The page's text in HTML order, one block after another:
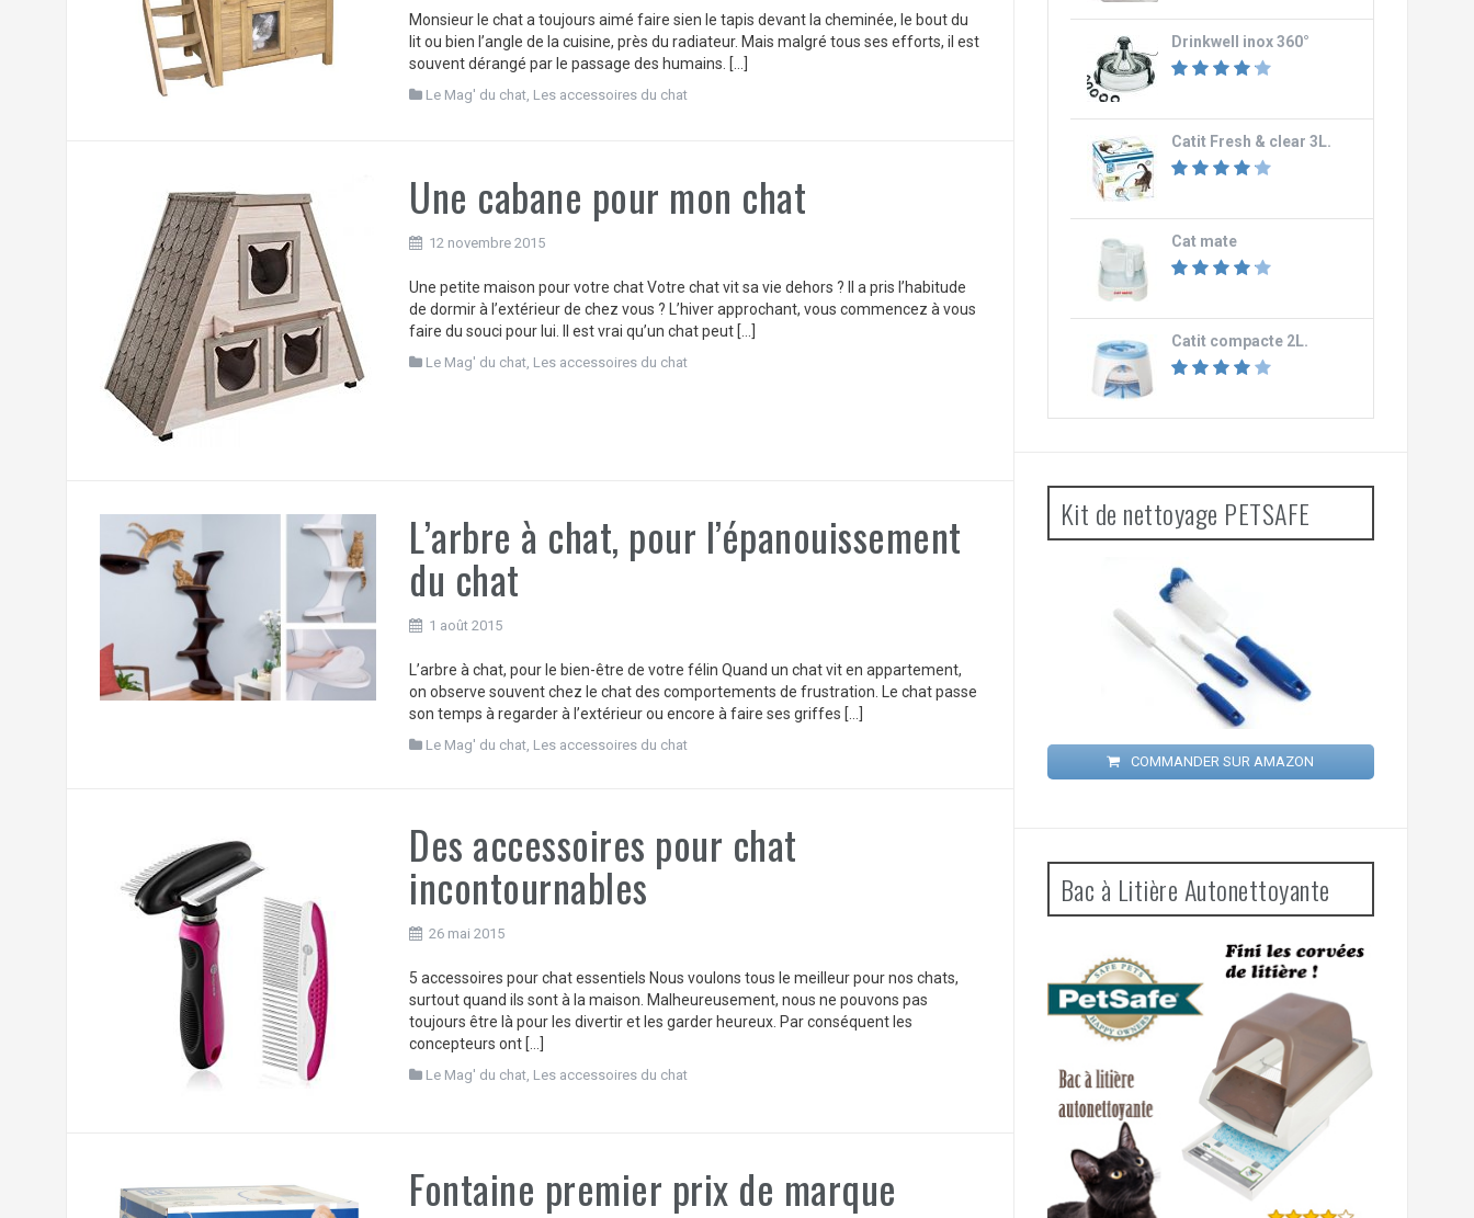
Monsieur le chat a toujours aimé faire sien le tapis devant la cheminée, le bout du
lit ou bien l’angle de la cuisine, près du radiateur. Mais malgré tous ses efforts, il est
souvent dérangé par le passage des humains. […]
Le Mag' du chat, Les accessoires du chat
Une cabane pour mon chat
12 novembre 2015
Une petite maison pour votre chat Votre chat vit sa vie dehors ? Il a pris l’habitude
de dormir à l’extérieur de chez vous ? L’hiver approchant, vous commencez à vous
faire du souci pour lui. Il est vrai qu’un chat peut […]
Le Mag' du chat, Les accessoires du chat
L’arbre à chat, pour l’épanouissement
du chat
1 août 2015
L’arbre à chat, pour le bien-être de votre félin Quand un chat vit en appartement,
on observe souvent chez le chat des comportements de frustration. Le chat passe
son temps à regarder à l’extérieur ou encore à faire ses griffes […]
Le Mag' du chat, Les accessoires du chat
Des accessoires pour chat
incontournables
26 mai 2015
5 accessoires pour chat essentiels Nous voulons tous le meilleur pour nos chats,
surtout quand ils sont à la maison. Malheureusement, nous ne pouvons pas
toujours être là pour les divertir et les garder heureux. Par conséquent les
concepteurs ont […]
Le Mag' du chat, Les accessoires du chat
Fontaine premier prix de marque
Drinkwell inox 360°
Catit Fresh & clear 3L.
Cat mate
Catit compacte 2L.
Kit de nettoyage PETSAFE
COMMANDER SUR AMAZON
Bac à Litière Autonettoyante